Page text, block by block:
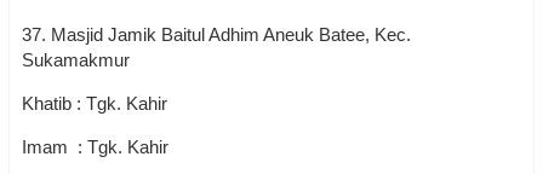
37. Masjid Jamik Baitul Adhim Aneuk Batee, Kec.
Sukamakmur
Khatib : Tgk. Kahir
Imam : Tgk. Kahir